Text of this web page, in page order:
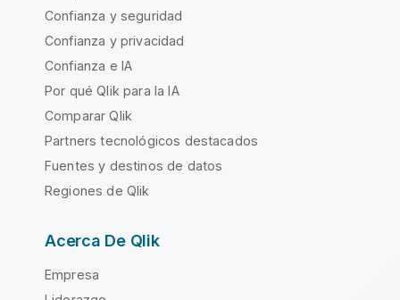
Confianza y seguridad
Confianza y privacidad
Confianza e IA
Por qué Qlik para la IA
Comparar Qlik
Partners tecnológicos destacados
Fuentes y destinos de datos
Regiones de Qlik
Acerca De Qlik
Empresa